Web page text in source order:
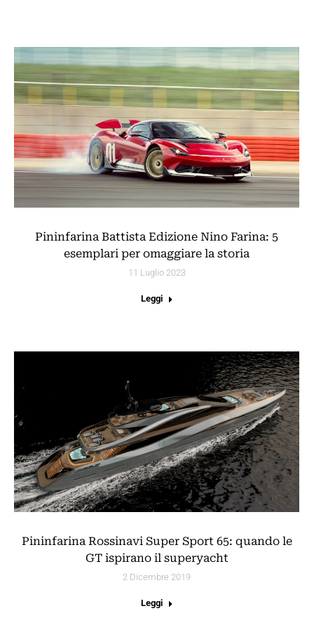
Pininfarina Battista Edizione Nino Farina: 5
esemplari per omaggiare la storia
11 Luglio 2023
Leggi
Pininfarina Rossinavi Super Sport 65: quando le
GT ispirano il superyacht
2 Dicembre 2019
Leggi